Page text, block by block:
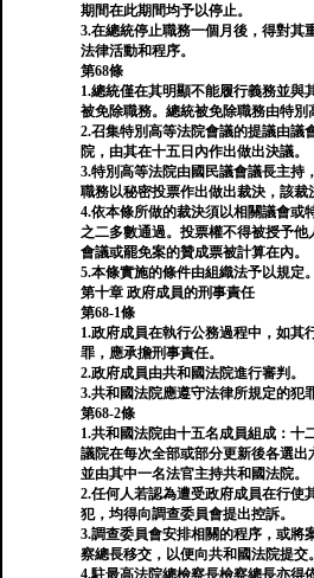
期間在此期間均予以停止。
3.在總統停止職務一個月後，得對其
法律活動和程序。
第68條
1.總統僅在其明顯不能履行義務並與
被免除職務。總統被免除職務由特別
2.召集特別高等法院會議的提議由議
院，由其在十五日內作出做出決議。
3.特別高等法院由國民議會議長主持
職務以秘密投票作出做出裁決，該裁
4.依本條所做的裁決須以相關議會或
之二多數通過。投票權不得被授予
會議或罷免案的贊成票被計算在內。
5.本條實施的條件由組織法予以規定。
第十章 政府成員的刑事責任
第68-1條
1.政府成員在執行公務過程中，如其
罪，應承擔刑事責任。
2.政府成員由共和國法院進行審判。
3.共和國法院應遵守法律所規定的犯
第68-2條
1.共和國法院由十五名成員組成：十
議院在每次全部或部分更新後各選出
並由其中一名法官主持共和國法院。
2.任何人若認為遭受政府成員在行使
犯，均得向調查委員會提出控訴。
3.調查委員會安排相關的程序，或將
察總長移交，以便向共和國法院提交。
4.駐最高法院總檢察長檢察總長亦得